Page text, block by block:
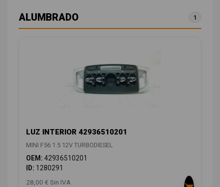
ALUMBRADO 1
LUZ INTERIOR 42936510201
MINI F56 1.5 12V TURBODIESEL
OEM: 42936510201
ID: 1280291
28,00 € Sin IVA